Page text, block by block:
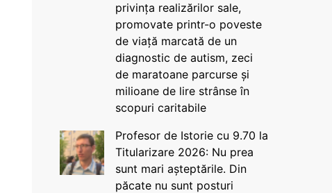
privința realizărilor sale,
promovate printr-o poveste
de viață marcată de un
diagnostic de autism, zeci
de maratoane parcurse și
milioane de lire strânse în
scopuri caritabile
Profesor de Istorie cu 9.70 la
Titularizare 2026: Nu prea
sunt mari așteptările. Din
păcate nu sunt posturi